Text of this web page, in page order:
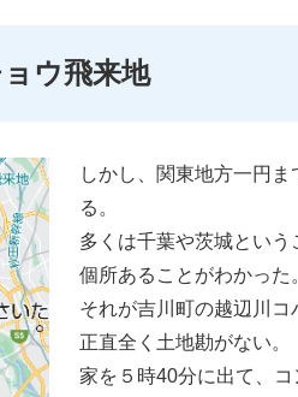
ウ飛来地
しかし、関東地方一円
る。
多くは千葉や茨城という
個所あることがわかった
それが吉川町の越辺川コ
正直全く土地勘がない。
家を５時40分に出て、